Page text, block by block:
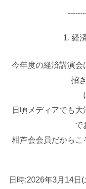
経
今年度の経済講演会
招
日頃メディアでも大
で
柑芦会会員だからこ
日時:2026年3月14日